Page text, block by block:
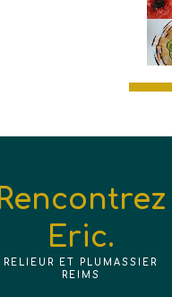
Rencontrez
Eric.
RELIEUR ET PLUMASSIER
REIMS